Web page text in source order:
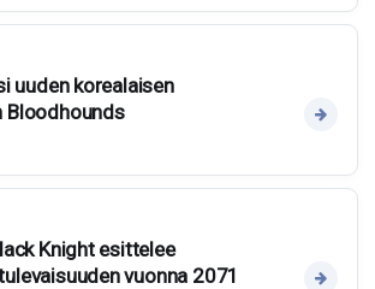
uuden korealaisen
Knight esittelee
vuonna 2071